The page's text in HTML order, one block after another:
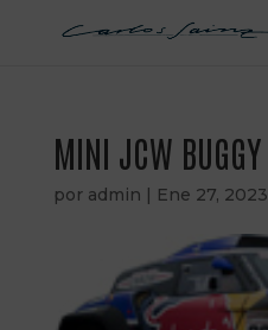
MINI JCW BUGGY
por admin | Ene 27, 2023